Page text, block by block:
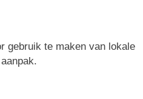
gebruik te maken van lokale